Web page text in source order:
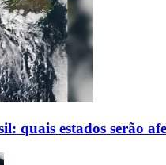
quais estados serão